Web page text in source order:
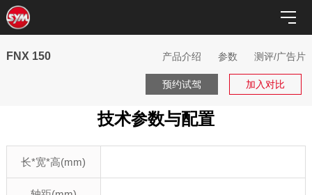
FNX 150 产品介绍 参数 测评/广告片
预约试驾 加入对比
技术参数与配置
长*宽*高(mm)